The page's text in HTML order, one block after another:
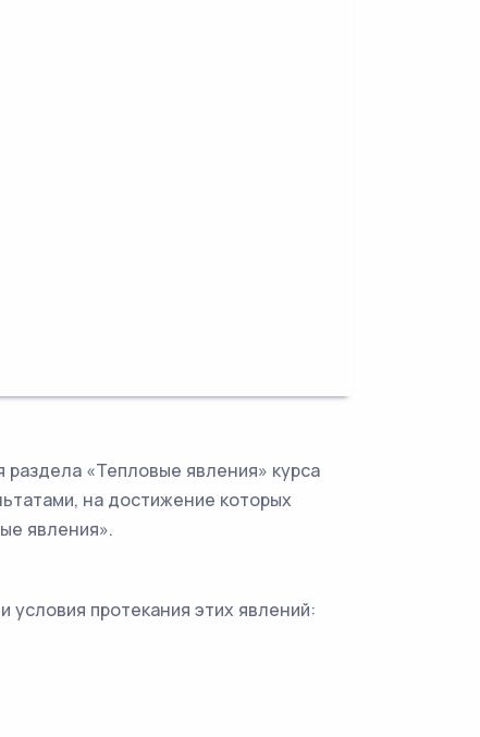
«Тепловые явления» курса
на достижение которых
явления».
протекания этих явлений: